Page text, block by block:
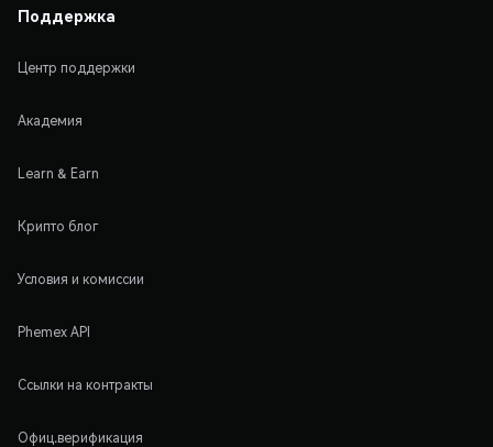
Поддержка
Центр поддержки
Академия
Learn & Earn
Крипто блог
Условия и комиссии
Phemex API
Ссылки на контракты
Офиц.верификация